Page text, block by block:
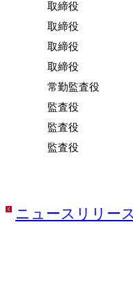
取締役
取締役
取締役
取締役
常勤監査役
監査役
監査役
監査役
ニュースリリー